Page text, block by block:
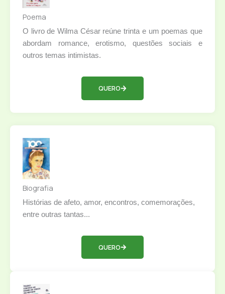
Poema
O livro de Wilma César reúne trinta e um poemas que
abordam romance, erotismo, questões sociais e
outros temas intimistas.
QUERO
Biografia
Histórias de afeto, amor, encontros, comemorações,
entre outras tantas...
QUERO